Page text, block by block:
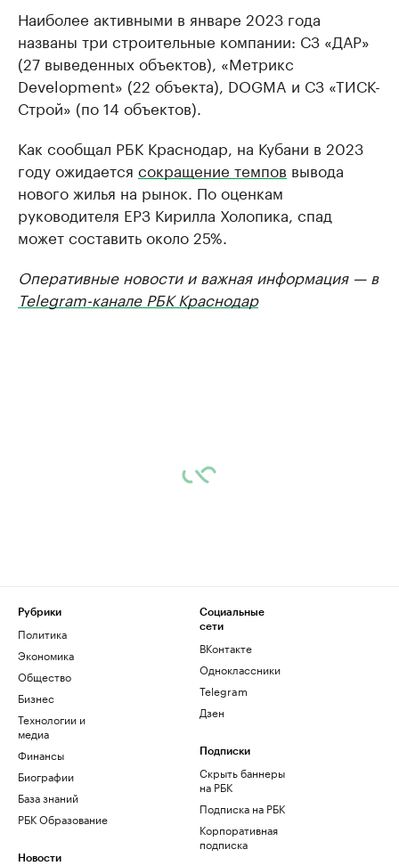
Наиболее активными в январе 2023 года
названы три строительные компании: СЗ «ДАР»
(27 выведенных объектов), «Метрикс
Development» (22 объекта), DOGMA и СЗ «ТИСК-
Строй» (по 14 объектов).
Как сообщал РБК Краснодар, на Кубани в 2023
году ожидается сокращение темпов вывода
нового жилья на рынок. По оценкам
руководителя ЕРЗ Кирилла Холопика, спад
может составить около 25%.
Оперативные новости и важная информация — в
Telegram-канале РБК Краснодар
Рубрики
Политика
Экономика
Общество
Бизнес
Технологии и
медиа
Финансы
Биографии
База знаний
РБК Образование
Новости
Социальные
сети
ВКонтакте
Одноклассники
Telegram
Дзен
Подписки
Скрыть баннеры
на РБК
Подписка на РБК
Корпоративная
подписка